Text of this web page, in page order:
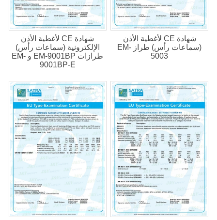
شهادة CE لأغطية الأذن
(سماعات رأس) طراز EM-
5003
شهادة CE لأغطية الأذن
الإلكترونية (سماعات رأس)
طرازات EM-9001BP و EM-
9001BP-E